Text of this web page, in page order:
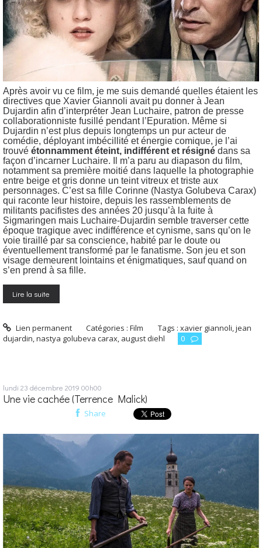
Après avoir vu ce film, je me suis demandé quelles étaient les
directives que Xavier Giannoli avait pu donner à Jean
Dujardin afin d’interpréter Jean Luchaire, patron de presse
collaborationniste fusillé pendant l’Epuration. Même si
Dujardin n’est plus depuis longtemps un pur acteur de
comédie, déployant imbécillité et énergie comique, je l’ai
trouvé étonnamment éteint, indifférent et résigné dans sa
façon d’incarner Luchaire. Il m’a paru au diapason du film,
notamment sa première moitié dans laquelle la photographie
entre beige et gris donne un teint vitreux et triste aux
personnages. C’est sa fille Corinne (Nastya Golubeva Carax)
qui raconte leur histoire, depuis les rassemblements de
militants pacifistes des années 20 jusqu’à la fuite à
Sigmaringen mais Luchaire-Dujardin semble traverser cette
époque tragique avec indifférence et cynisme, sans qu’on le
voie tiraillé par sa conscience, habité par le doute ou
éventuellement transformé par le fanatisme. Son jeu et son
visage demeurent lointains et énigmatiques, sauf quand on
s’en prend à sa fille.
Lire la suite
Lien permanent Catégories :Film Tags :xavier giannoli,jean
dujardin,nastya golubeva carax, august diehl 0
lundi 23 décembre 2019 00h00
Une vie cachée (Terrence Malick)
Share